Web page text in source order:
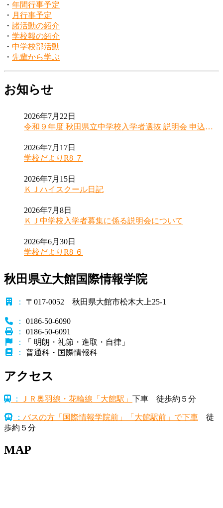
・ 年間行事予定
・ 月行事予定
・ 諸活動の紹介
・ 学校報の紹介
・ 中学校部活動
・ 先輩から学ぶ
お知らせ
2026年7月22日
令和９年度 秋田県立中学校入学者選抜 説明会 申込受
2026年7月17日
学校だよりR8 ７
2026年7月15日
ＫＪハイスクール日記
2026年7月8日
ＫＪ中学校入学者募集に係る説明会について
2026年6月30日
学校だよりR8 ６
秋田県立大館国際情報学院
： 〒017-0052 秋田県大館市松木大上25-1
：
0186-50-6090
：
0186-50-6091
：
「 明朗・礼節・進取・自律」
：
普通科・国際情報科
アクセス
： ＪＲ奥羽線・花輪線「大館駅」 下車 徒歩約５分
： バスの方「国際情報学院前」「大館駅前」で下車 徒
歩約５分
MAP